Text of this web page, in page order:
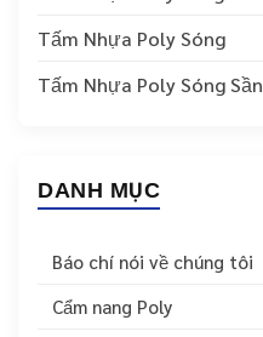
Tấm Nhựa Poly Sóng
Tấm Nhựa Poly Sóng Sần
DANH MỤC
Báo chí nói về chúng tôi
Cẩm nang Poly